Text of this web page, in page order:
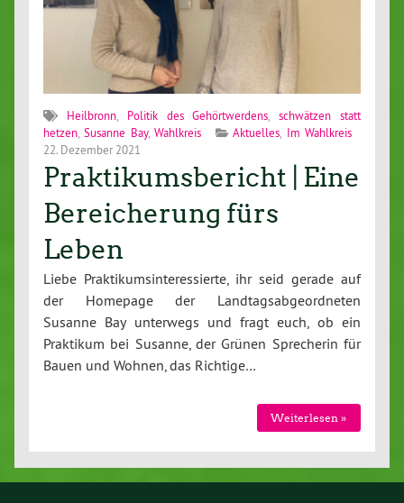
Heilbronn, Politik des Gehörtwerdens ,schwätzen statt
hetzen ,Susanne Bay,Wahlkreis Aktuelles Im Wahlkreis
22. Dezember 2021
Praktikumsbericht | Eine
Bereicherung fürs
Leben
Liebe Praktikumsinteressierte, ihr seid gerade auf
der Homepage der Landtagsabgeordneten
Susanne Bay unterwegs und fragt euch, ob ein
Praktikum bei Susanne, der Grünen Sprecherin für
Bauen und Wohnen, das Richtige…
Weiterlesen »